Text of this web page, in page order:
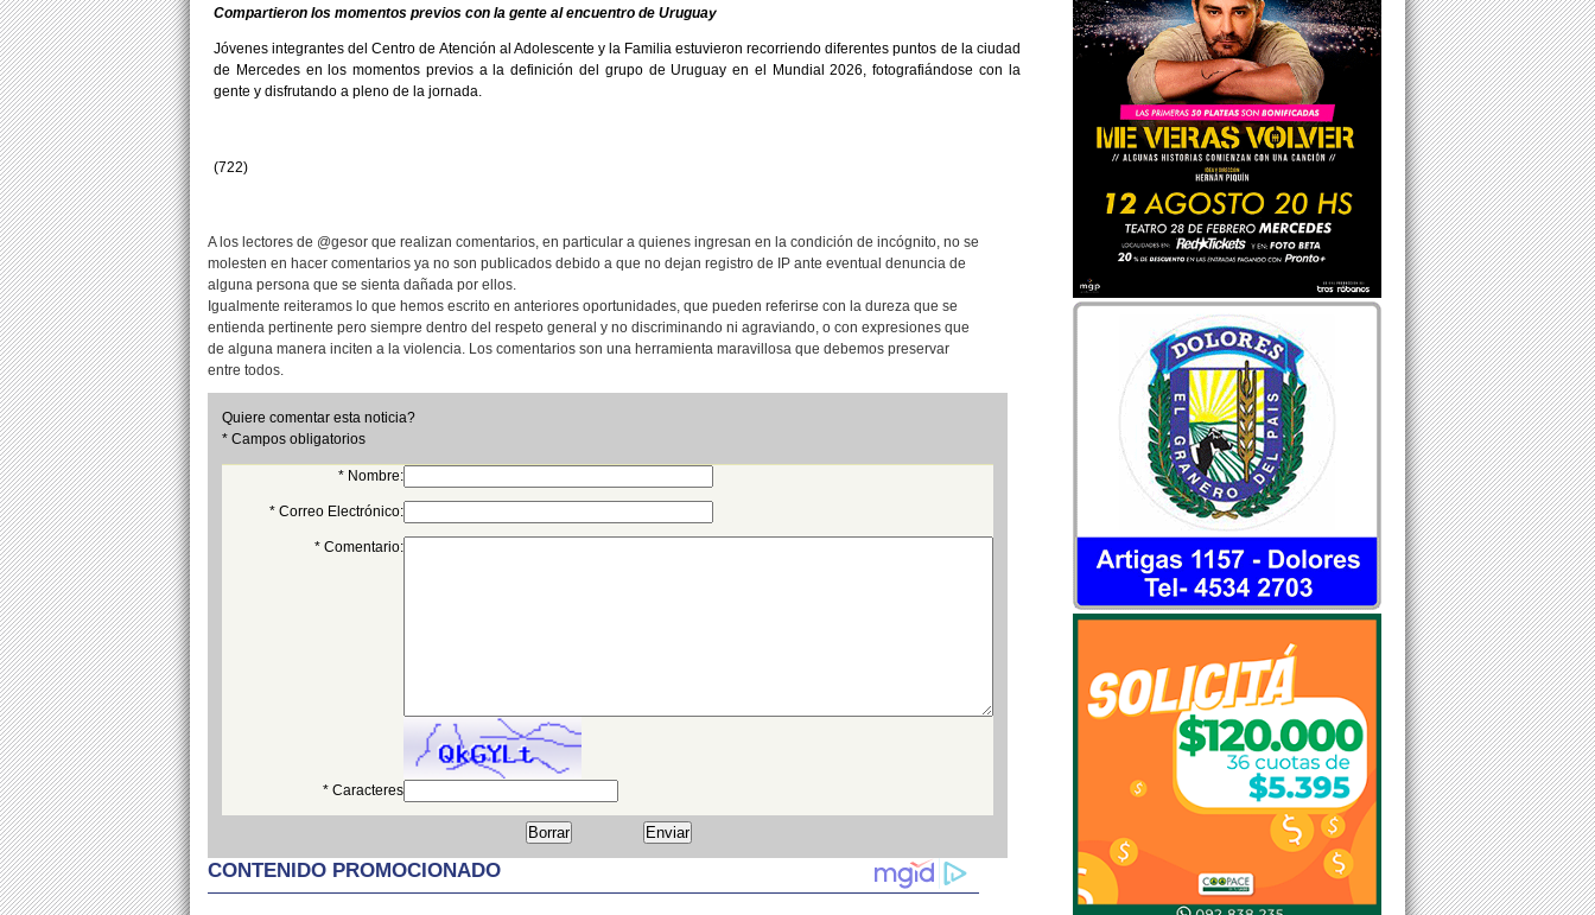
Compartieron los momentos previos con la gente al encuentro de Uruguay
Jóvenes integrantes del Centro de Atención al Adolescente y la Familia estuvieron recorriendo diferentes puntos de la ciudad
de Mercedes en los momentos previos a la definición del grupo de Uruguay en el Mundial 2026, fotografiándose con la
gente y disfrutando a pleno de la jornada.
(722)
A los lectores de @gesor que realizan comentarios, en particular a quienes ingresan en la condición de incógnito, no se
molesten en hacer comentarios ya no son publicados debido a que no dejan registro de IP ante eventual denuncia de
alguna persona que se sienta dañada por ellos.
Igualmente reiteramos lo que hemos escrito en anteriores oportunidades, que pueden referirse con la dureza que se
entienda pertinente pero siempre dentro del respeto general y no discriminando ni agraviando, o con expresiones que
de alguna manera inciten a la violencia. Los comentarios son una herramienta maravillosa que debemos preservar
entre todos.
Quiere comentar esta noticia?
* Campos obligatorios
* Nombre:
* Correo Electrónico:
* Comentario:
* Caracteres